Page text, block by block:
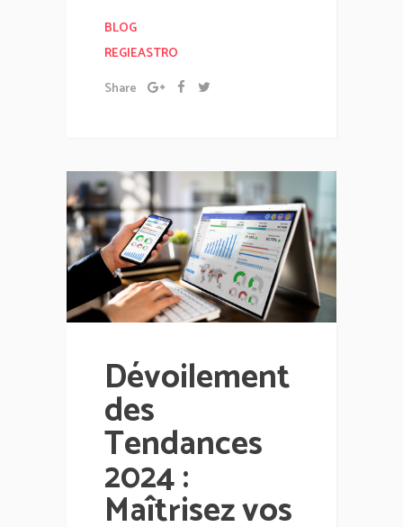
BLOG
REGIEASTRO
Share
Dévoilement
des
Tendances
2024 :
Maîtrisez vos